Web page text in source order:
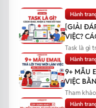
Hành
[GIẢI
VIỆC?
TASK
Task là gì
nhận và
Hành
9+ MẪU
VIỆC
Tham
bằng tiếng
Hành